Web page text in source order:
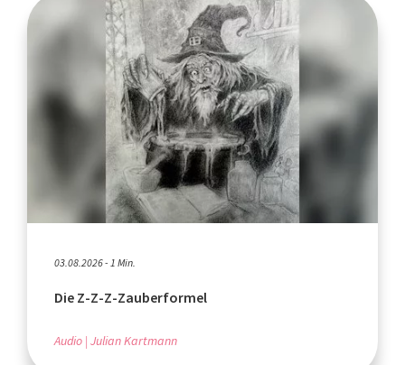
03.08.2026 - 1 Min.
Die Z-Z-Z-Zauberformel
Audio Julian Kartmann